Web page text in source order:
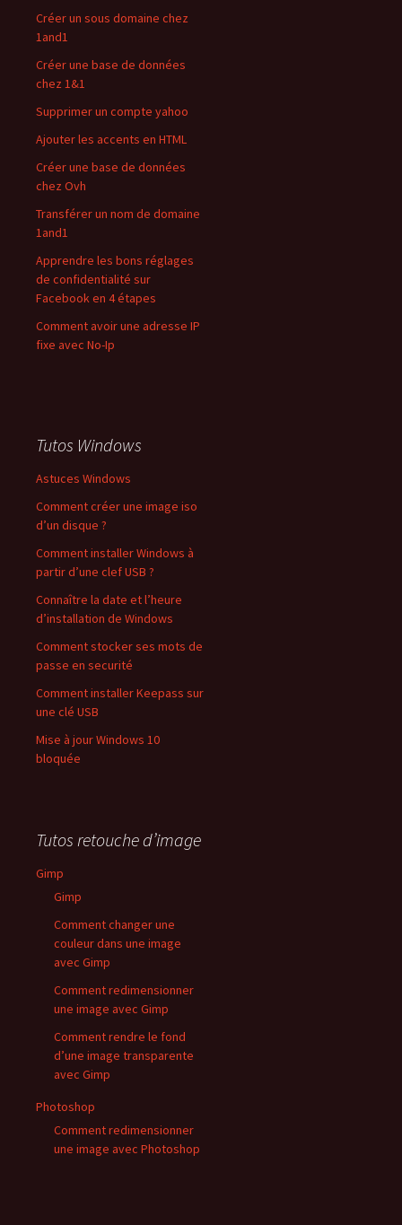
Créer un sous domaine chez
1and1
Créer une base de données
chez 1&1
Supprimer un compte yahoo
Ajouter les accents en HTML
Créer une base de données
chez Ovh
Transférer un nom de domaine
1and1
Apprendre les bons réglages
de confidentialité sur
Facebook en 4 étapes
Comment avoir une adresse IP
fixe avec No-Ip
Tutos Windows
Astuces Windows
Comment créer une image iso
d’un disque ?
Comment installer Windows à
partir d’une clef USB ?
Connaître la date et l’heure
d’installation de Windows
Comment stocker ses mots de
passe en securité
Comment installer Keepass sur
une clé USB
Mise à jour Windows 10
bloquée
Tutos retouche d’image
Gimp
Gimp
Comment changer une
couleur dans une image
avec Gimp
Comment redimensionner
une image avec Gimp
Comment rendre le fond
d’une image transparente
avec Gimp
Photoshop
Comment redimensionner
une image avec Photoshop